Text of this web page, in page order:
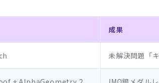
成果
未解決問題「